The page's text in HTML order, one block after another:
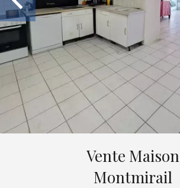
Vente Maison
Montmirail